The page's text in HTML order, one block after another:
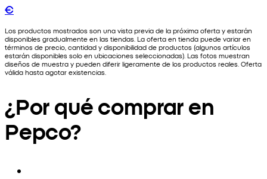
€
Los productos mostrados son una vista previa de la próxima oferta y estarán
disponibles gradualmente en las tiendas. La oferta en tienda puede variar en
términos de precio, cantidad y disponibilidad de productos (algunos artículos
estarán disponibles solo en ubicaciones seleccionadas). Las fotos muestran
diseños de muestra y pueden diferir ligeramente de los productos reales. Oferta
válida hasta agotar existencias.
¿Por qué comprar en
Pepco?